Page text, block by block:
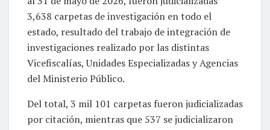
3,638 carpetas de investigación en todo el
estado, resultado del trabajo de integración de
investigaciones realizado por las distintas
Vicefiscalías, Unidades Especializadas y Agencias
del Ministerio Público.
Del total, 3 mil 101 carpetas fueron judicializadas
por citación, mientras que 537 se judicializaron